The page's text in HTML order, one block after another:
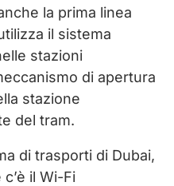
la prima linea
il sistema
stazioni
di apertura
stazione
del tram.
di trasporti di Dubai,
il Wi-Fi